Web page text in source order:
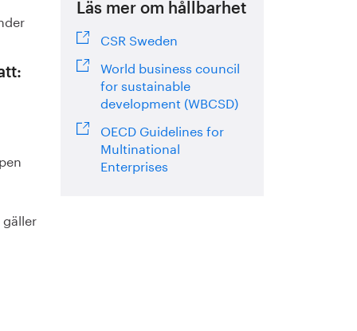
Läs mer om hållbarhet
CSR Sweden
World business council
for sustainable
development (WBCSD)
OECD Guidelines for
Multinational
Enterprises